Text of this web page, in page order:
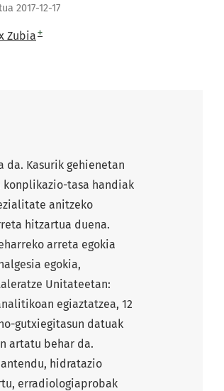
2017-12-17
Zubia +
da. Kasurik gehienetan
tasa handiak
anitzeko
hitzartua duena.
arreta egokia
egokia,
Unitateetan:
egiaztatzea, 12
gutxiegitasun datuak
artatu behar da.
hidratazio
erradiologiaprobak